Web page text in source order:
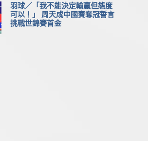
羽球／「我不能決定輸贏但態度
可以！」 周天成中國賽奪冠誓言
挑戰世錦賽首金